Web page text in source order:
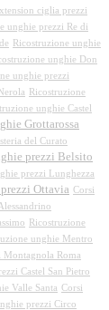
ciglia prezzi
unghie prezzi Re di
Ricostruzione unghie
unghie Don
unghie prezzi
Ricostruzione
unghie Castel
Grottarossa
del Curato
prezzi Belsito
prezzi Lunghezza
Ottavia Corsi
Ricostruzione
unghie Mentro
Roma
Castel San Pietro
Valle Santa Corsi
prezzi Circo